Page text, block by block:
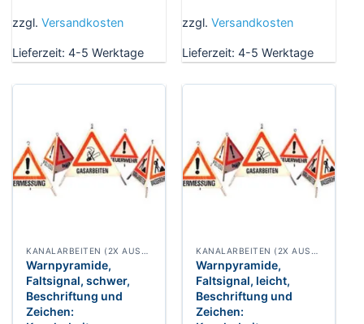
zzgl. Versandkosten
Lieferzeit: 4-5 Werktage
zzgl. Versandkosten
Lieferzeit: 4-5 Werktage
Warnpyramide,
Faltsignal, schwer,
Beschriftung und
Zeichen:
Warnpyramide,
Faltsignal, leicht,
Beschriftung und
Zeichen: